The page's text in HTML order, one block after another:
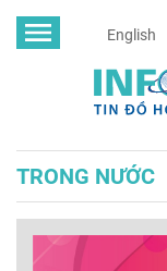
English
TRONG NƯỚC